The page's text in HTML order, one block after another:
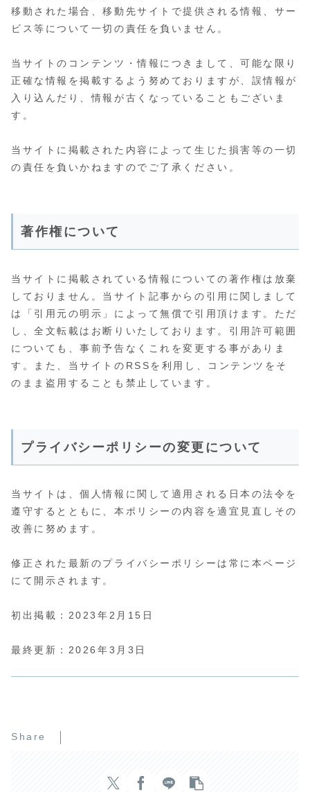
移動された場合、移動先サイトで提供される情報、サー
ビス等について一切の責任を負いません。
当サイトのコンテンツ・情報につきまして、可能な限り
正確な情報を掲載するよう努めておりますが、誤情報が
入り込んだり、情報が古くなっていることもございま
す。
当サイトに掲載された内容によって生じた損害等の一切
の責任を負いかねますのでご了承ください。
著作権について
当サイトに掲載されている情報についての著作権は放棄
しておりません。当サイト記事からの引用に関しまして
は「引用元の明示」によって無償で引用頂けます。ただ
し、全文転載はお断りいたしております。引用許可範囲
についても、事前予告なくこれを変更する事がありま
す。また、当サイトのRSSを利用し、コンテンツをそ
のまま盗用することも禁止しています。
プライバシーポリシーの変更について
当サイトは、個人情報に関して適用される日本の法令を
遵守するとともに、本ポリシーの内容を適宜見直しその
改善に努めます。
修正された最新のプライバシーポリシーは常に本ページ
にて開示されます。
初出掲載：2023年2月15日
最終更新：2026年3月3日
Share